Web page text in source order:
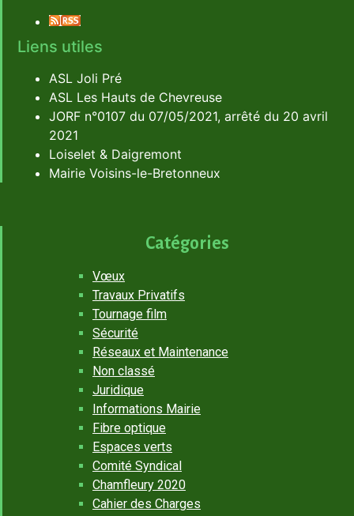
Liens utiles
ASL Joli Pré
ASL Les Hauts de Chevreuse
JORF n°0107 du 07/05/2021, arrêté du 20 avril
2021
Loiselet & Daigremont
Mairie Voisins-le-Bretonneux
Catégories
Vœux
Travaux Privatifs
Tournage film
Sécurité
Réseaux et Maintenance
Non classé
Juridique
Informations Mairie
Fibre optique
Espaces verts
Comité Syndical
Chamfleury 2020
Cahier des Charges